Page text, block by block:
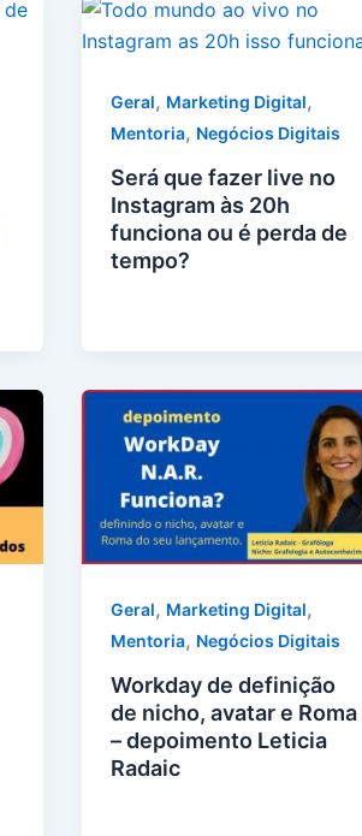
Geral, Marketing Digital,
Mentoria, Negócios Digitais
Será que fazer live no
Instagram às 20h
funciona ou é perda de
tempo?
Geral, Marketing Digital,
Mentoria, Negócios Digitais
Workday de definição
de nicho, avatar e Roma
– depoimento Leticia
Radaic